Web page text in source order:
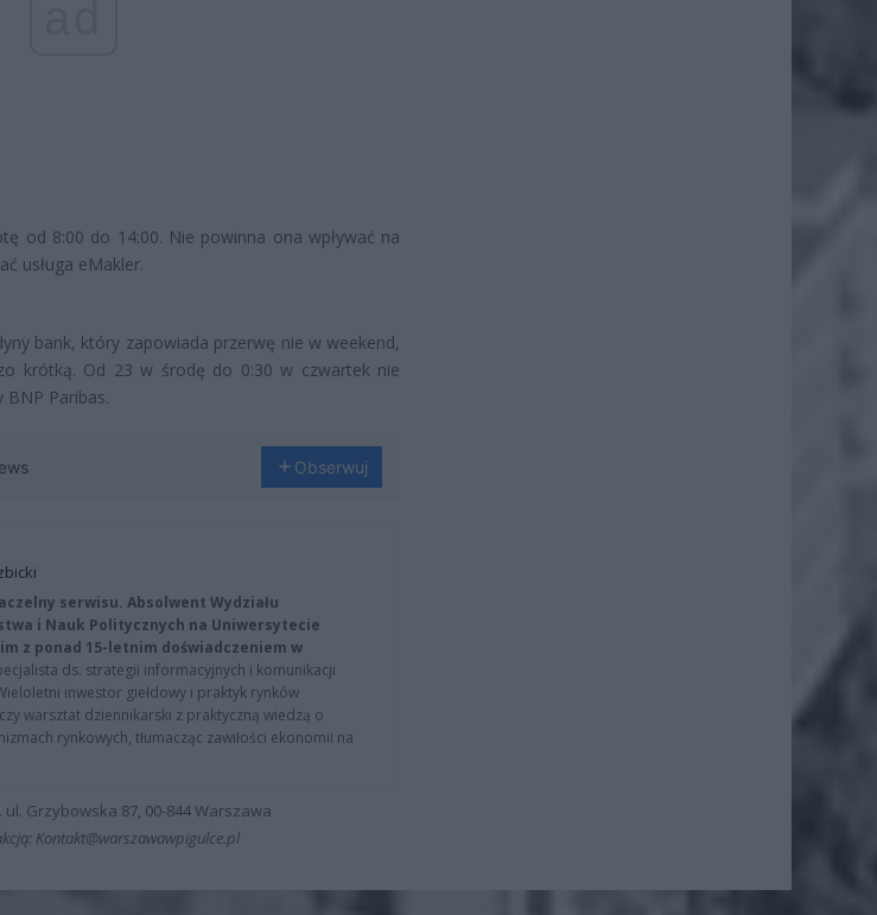
od 8:00 do 14:00. Nie powinna ona wpływać na
usługa eMakler.
bank, który zapowiada przerwę nie w weekend,
krótką. Od 23 w środę do 0:30 w czwartek nie
BNP Paribas.
Obserwuj
serwisu. Absolwent Wydziału
i Nauk Politycznych na Uniwersytecie
z ponad 15-letnim doświadczeniem w
ds. strategii informacyjnych i komunikacji
inwestor giełdowy i praktyk rynków
warsztat dziennikarski z praktyczną wiedzą o
rynkowych, tłumacząc zawiłości ekonomii na
ul. Grzybowska 87, 00-844 Warszawa
Kontakt@warszawawpigulce.pl